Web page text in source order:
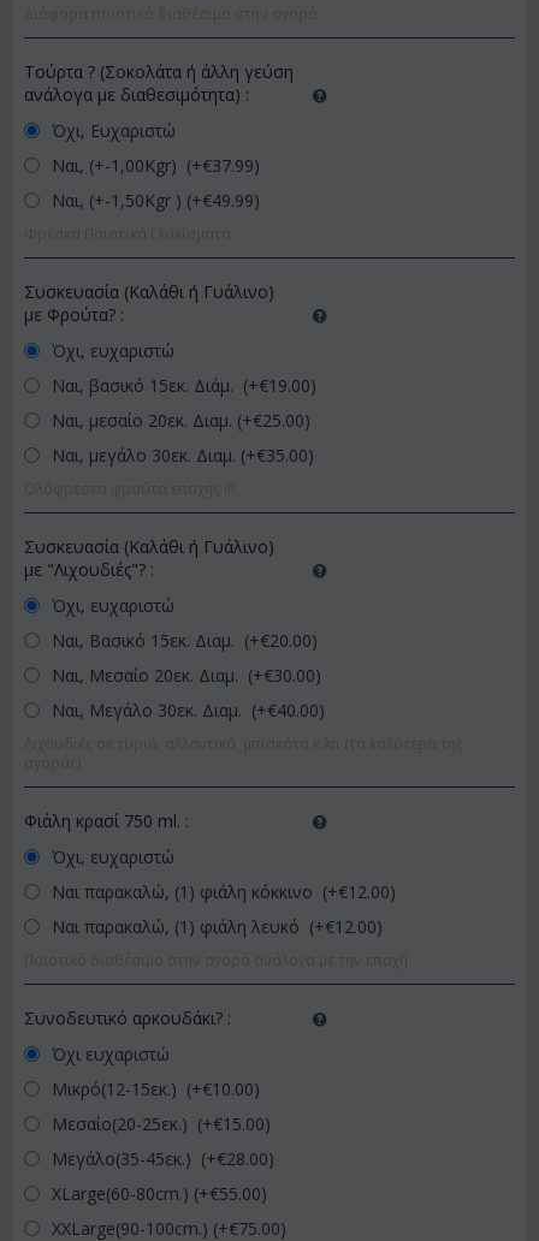
Τούρτα ? (Σοκολάτα ή άλλη γεύση
ανάλογα με διαθεσιμότητα) :
Όχι, Ευχαριστώ
Ναι, (+-1,00Kgr) (+€37.99)
Ναι, (+-1,50Kgr ) (+€49.99)
Συσκευασία (Καλάθι ή Γυάλινο)
με Φρούτα? :
Όχι, ευχαριστώ
Ναι, βασικό 15εκ. Διάμ. (+€19.00)
Ναι, μεσαίο 20εκ. Διαμ. (+€25.00)
Ναι, μεγάλο 30εκ. Διαμ. (+€35.00)
Συσκευασία (Καλάθι ή Γυάλινο)
με "Λιχουδιές"? :
Όχι, ευχαριστώ
Ναι, Βασικό 15εκ. Διαμ. (+€20.00)
Ναι, Μεσαίο 20εκ. Διαμ. (+€30.00)
Ναι, Μεγάλο 30εκ. Διαμ. (+€40.00)
Φιάλη κρασί 750 ml. :
Όχι, ευχαριστώ
Ναι παρακαλώ, (1) φιάλη κόκκινο (+€12.00)
Ναι παρακαλώ, (1) φιάλη λευκό (+€12.00)
Συνοδευτικό αρκουδάκι? :
Όχι ευχαριστώ
Μικρό(12-15εκ.) (+€10.00)
Μεσαίο(20-25εκ.) (+€15.00)
Μεγάλο(35-45εκ.) (+€28.00)
XLarge(60-80cm.) (+€55.00)
XXLarge(90-100cm.) (+€75.00)